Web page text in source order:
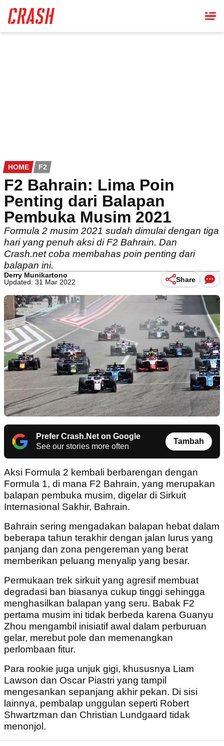
main
content
HOME F2
F2 Bahrain: Lima Poin
Penting dari Balapan
Pembuka Musim 2021
Formula 2 musim 2021 sudah dimulai dengan tiga
hari yang penuh aksi di F2 Bahrain. Dan
Crash.net coba membahas poin penting dari
balapan ini.
Derry Munikartono
Updated: 31 Mar 2022
Share
Prefer Crash.Net on Google
See our stories more often
Tambah
Aksi Formula 2 kembali berbarengan dengan
Formula 1, di mana F2 Bahrain, yang merupakan
balapan pembuka musim, digelar di Sirkuit
Internasional Sakhir, Bahrain.
Bahrain sering mengadakan balapan hebat dalam
beberapa tahun terakhir dengan jalan lurus yang
panjang dan zona pengereman yang berat
memberikan peluang menyalip yang besar.
Permukaan trek sirkuit yang agresif membuat
degradasi ban biasanya cukup tinggi sehingga
menghasilkan balapan yang seru. Babak F2
pertama musim ini tidak berbeda karena Guanyu
Zhou mengambil inisiatif awal dalam perburuan
gelar, merebut pole dan memenangkan
perlombaan fitur.
Para rookie juga unjuk gigi, khususnya Liam
Lawson dan Oscar Piastri yang tampil
mengesankan sepanjang akhir pekan. Di sisi
lainnya, pembalap unggulan seperti Robert
Shwartzman dan Christian Lundgaard tidak
menonjol.